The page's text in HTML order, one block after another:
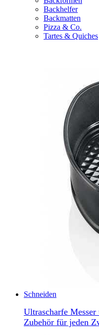
Backhelfer
Backmatten
Pizza & Co.
Tartes & Quiches
Schneiden
Ultrascharfe Messer
Zubehör für jeden